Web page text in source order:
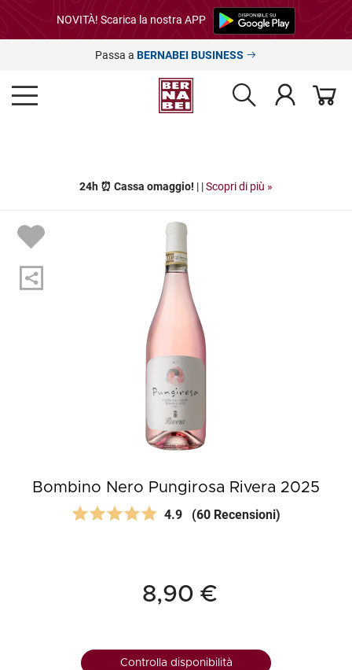
NOVITÀ! Scarica la nostra APP
Passa a BERNABEI BUSINESS
24h ⏰ Cassa omaggio! | |Scopri di più »
Bombino Nero Pungirosa Rivera 2025
4.9 (60 Recensioni)
8,90 €
Controlla disponibilità